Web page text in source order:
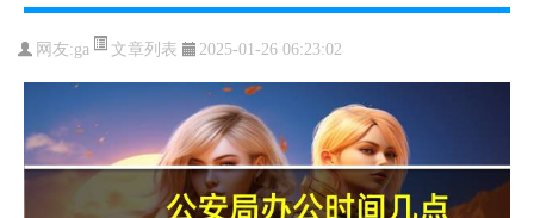
网友:ga 文章列表 2025-01-26 06:23:02